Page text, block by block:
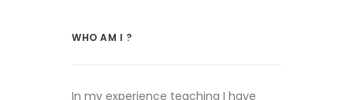
WHO AM I ?
In my experience teaching I have